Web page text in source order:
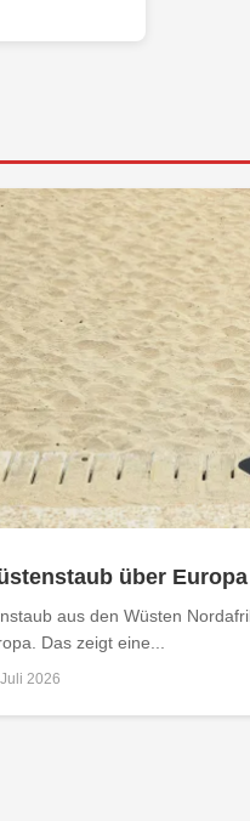
über
aus den Wüsten
Das zeigt eine...
2026